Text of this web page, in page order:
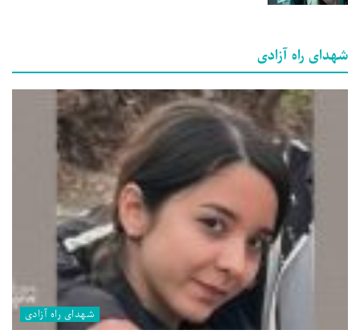
شهدای راه آزادی
شهدای راه آزادی